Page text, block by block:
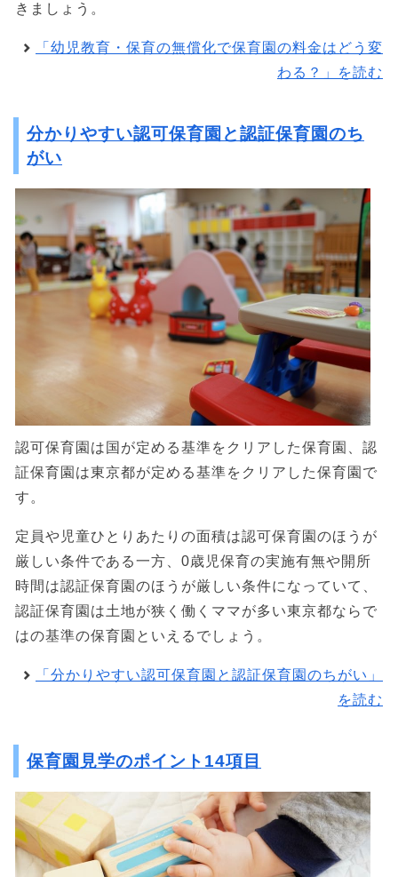
きましょう。
「幼児教育・保育の無償化で保育園の料金はどう変
わる？」を読む
分かりやすい認可保育園と認証保育園のち
がい
認可保育園は国が定める基準をクリアした保育園、認
証保育園は東京都が定める基準をクリアした保育園で
す。
定員や児童ひとりあたりの面積は認可保育園のほうが
厳しい条件である一方、0歳児保育の実施有無や開所
時間は認証保育園のほうが厳しい条件になっていて、
認証保育園は土地が狭く働くママが多い東京都ならで
はの基準の保育園といえるでしょう。
「分かりやすい認可保育園と認証保育園のちがい」
を読む
保育園見学のポイント14項目